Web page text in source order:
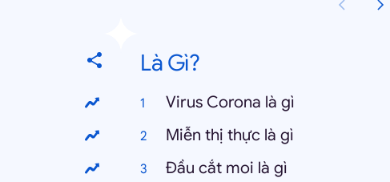
Là Gì?
Virus Corona là gì
Miễn thị thực là gì
Đầu cắt moi là gì